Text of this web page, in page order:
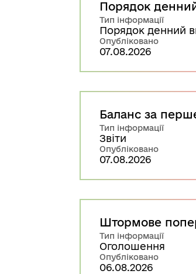
Порядок
Тип інформації
Порядок денний
Опубліковано
07.08.2026
Баланс за
Тип інформації
Звіти
Опубліковано
07.08.2026
Штормове
Тип інформації
Оголошення
Опубліковано
06.08.2026